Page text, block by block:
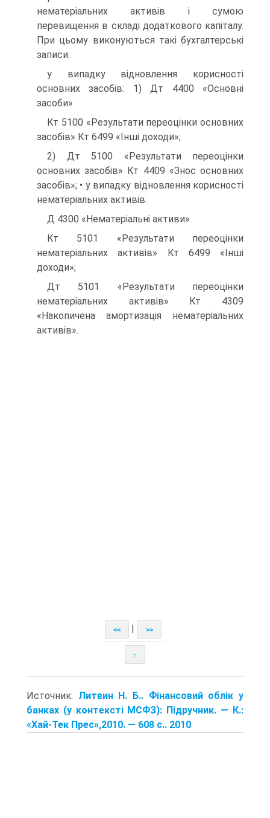
нематеріальних активів і сумою
перевищення в складі додаткового капіталу.
При цьому виконуються такі бухгалтерські
записи:
у випадку відновлення корисності
основних засобів: 1) Дт 4400 «Основні
засоби»
Кт 5100 «Результати переоцінки основних
засобів» Кт 6499 «Інші доходи»;
2) Дт 5100 «Результати переоцінки
основних засобів» Кт 4409 «Знос основних
засобів»; • у випадку відновлення корисності
нематеріальних активів:
Д 4300 «Нематеріальні активи»
Кт 5101 «Результати переоцінки
нематеріальних активів» Кт 6499 «Інші
доходи»;
Дт 5101 «Результати переоцінки
нематеріальних активів» Кт 4309
«Накопичена амортизація нематеріальних
активів».
<< >>
↑
Источник: Литвин Н. Б.. Фінансовий облік у
банках (у контексті МСФЗ): Підручник. — К.:
«Хай-Тек Прес»,2010. — 608 с.. 2010